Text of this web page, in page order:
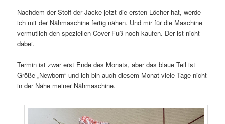
Nachdem der Stoff der Jacke jetzt die ersten Löcher hat, werde
ich mit der Nähmaschine fertig nähen. Und mir für die Maschine
vermutlich den speziellen Cover-Fuß noch kaufen. Der ist nicht
dabei.
Termin ist zwar erst Ende des Monats, aber das blaue Teil ist
Größe „Newborn“ und ich bin auch diesem Monat viele Tage nicht
in der Nähe meiner Nähmaschine.